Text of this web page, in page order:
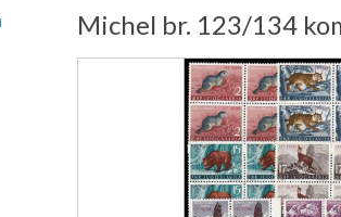
Michel br. 123/134